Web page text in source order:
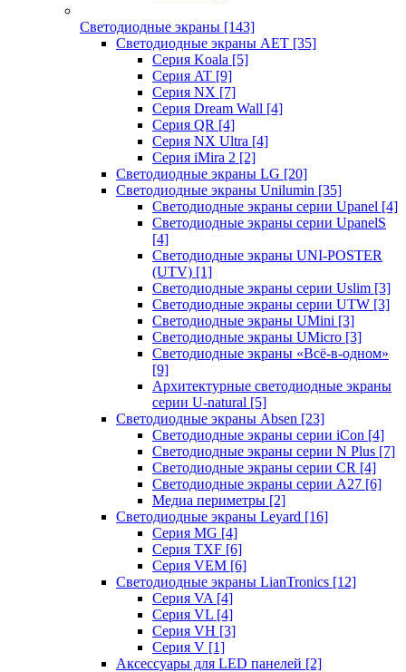
Светодиодные экраны [143]
Светодиодные экраны AET [35]
Cерия Koala [5]
Серия AT [9]
Серия NX [7]
Серия Dream Wall [4]
Серия QR [4]
Серия NX Ultra [4]
Серия iMira 2 [2]
Светодиодные экраны LG [20]
Светодиодные экраны Unilumin [35]
Светодиодные экраны серии Upanel [4]
Светодиодные экраны серии UpanelS
[4]
Светодиодные экраны UNI-POSTER
(UTV) [1]
Светодиодные экраны серии Uslim [3]
Светодиодные экраны серии UTW [3]
Светодиодные экраны UMini [3]
Светодиодные экраны UMicro [3]
Светодиодные экраны «Всё-в-одном»
[9]
Архитектурные светодиодные экраны
серии U-natural [5]
Светодиодные экраны Absen [23]
Светодиодные экраны серии iCon [4]
Светодиодные экраны серии N Plus [7]
Светодиодные экраны серии CR [4]
Светодиодные экраны серии А27 [6]
Медиа периметры [2]
Светодиодные экраны Leyard [16]
Серия MG [4]
Серия TXF [6]
Серия VEM [6]
Светодиодные экраны LianTronics [12]
Серия VA [4]
Серия VL [4]
Серия VH [3]
Серия V [1]
Аксессуары для LED панелей [2]